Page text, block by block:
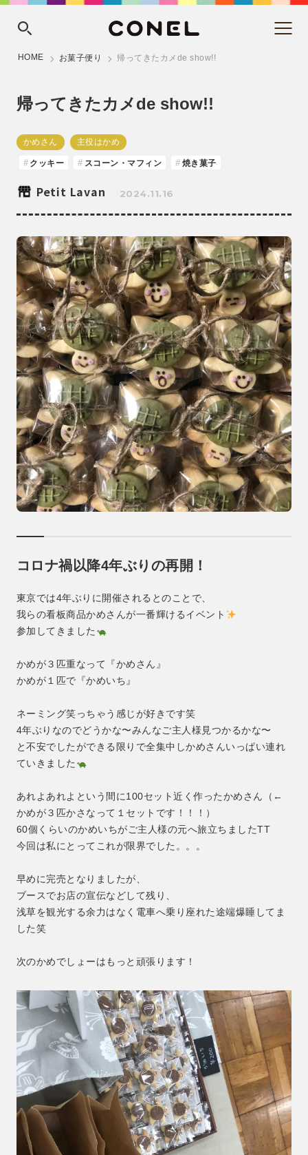
HOME お菓子便り 帰ってきたカメde show!!
帰ってきたカメde show!!
かめさん 主役はかめ
クッキー スコーン・マフィン 焼き菓子
Petit Lavan 2024.11.16
コロナ禍以降4年ぶりの再開！
東京では4年ぶりに開催されるとのことで、
我らの看板商品かめさんが一番輝けるイベント
参加してきました
かめが３匹重なって『かめさん』
かめが１匹で『かめいち』
ネーミング笑っちゃう感じが好きです笑
4年ぶりなのでどうかな〜みんなご主人様見つかるかな〜
と不安でしたができる限りで全集中しかめさんいっぱい連れ
ていきました
あれよあれよという間に100セット近く作ったかめさん（←
かめが３匹かさなって１セットです！！！）
60個くらいのかめいちがご主人様の元へ旅立ちましたTT
今回は私にとってこれが限界でした。。。
早めに完売となりましたが、
ブースでお店の宣伝などして残り、
浅草を観光する余力はなく電車へ乗り座れた途端爆睡してま
した笑
次のかめでしょーはもっと頑張ります！